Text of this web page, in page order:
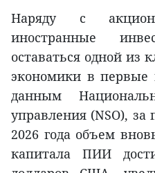
Наряду с
иностранные
оставаться одной из
экономики в первые
данным
управления (NSO),
2026 года объем
капитала ПИИ